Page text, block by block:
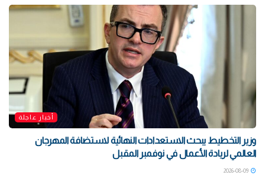
أخبار عاجلة
وزير التخطيط يبحث الاستعدادات النهائية لاستضافة المهرجان
العالمي لريادة الأعمال في نوفمبر المقبل